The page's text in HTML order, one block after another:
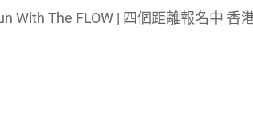
With The FLOW | 四個距離報名中 香